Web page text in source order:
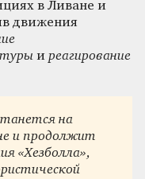
в Ливане и
движения
и реагирование
на
и продолжит
«Хезболла»,